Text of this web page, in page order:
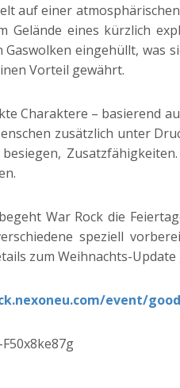
auf einer
Gelände eines kürzlich
eingehüllt, was
Vorteil gewährt.
Charaktere – basierend
zusätzlich unter
War Rock die
speziell
zum Weihnachts-
event/